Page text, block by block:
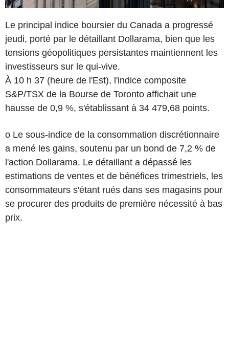
Le principal indice boursier du Canada a progressé
jeudi, porté par le détaillant Dollarama, bien que les
tensions géopolitiques persistantes maintiennent les
investisseurs sur le qui-vive.
À 10 h 37 (heure de l'Est), l'indice composite
S&P/TSX de la Bourse de Toronto affichait une
hausse de 0,9 %, s'établissant à 34 479,68 points.
o Le sous-indice de la consommation discrétionnaire
a mené les gains, soutenu par un bond de 7,2 % de
l'action Dollarama. Le détaillant a dépassé les
estimations de ventes et de bénéfices trimestriels, les
consommateurs s'étant rués dans ses magasins pour
se procurer des produits de première nécessité à bas
prix.